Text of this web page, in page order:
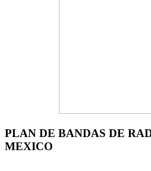
PLAN DE BANDAS DE
MEXICO